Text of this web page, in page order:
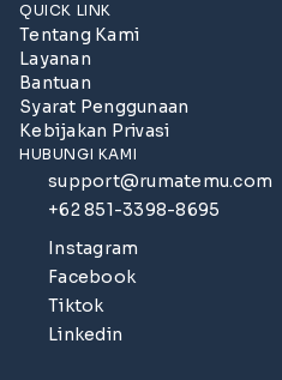
QUICK LINK
Tentang Kami
Layanan
Bantuan
Syarat Penggunaan
Kebijakan Privasi
HUBUNGI KAMI
support@rumatemu.com
+62 851-3398-8695
Instagram
Facebook
Tiktok
Linkedin